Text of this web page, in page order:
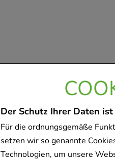
Der Schutz Ihrer Daten
Für die ordnungsgemäße
setzen wir so genannte
Technologien, um unsere